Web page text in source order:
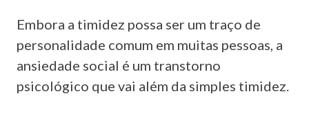
Embora a timidez possa ser um traço de
personalidade comum em muitas pessoas, a
ansiedade social é um transtorno
psicológico que vai além da simples timidez.